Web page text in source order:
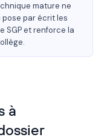
mature ne
par écrit les
SGP et renforce la
à